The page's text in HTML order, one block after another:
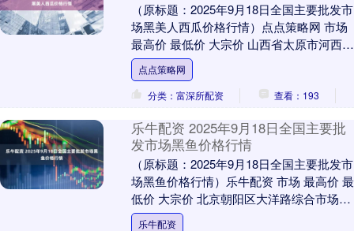
（原标题：2025年9月18日全国主要批发市
场黑美人西瓜价格行情）点点策略网 市场
最高价 最低价 大宗价 山西省太原市河西农
产品有限公司 3.60 2.40 ....
点点策略网
分类：富深所配资
查看：193
乐牛配资 2025年9月18日全国主要批
发市场黑鱼价格行情
（原标题：2025年9月18日全国主要批发市
场黑鱼价格行情）乐牛配资 市场 最高价 最
低价 大宗价 北京朝阳区大洋路综合市场
24.00 22.00 23.00....
乐牛配资